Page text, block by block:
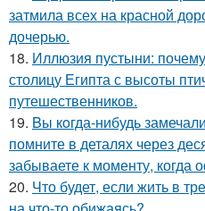
затмила всех на красной
дочерью.
18. Иллюзия пустыни:
столицу Египта с высоты
путешественников.
19. Bы кoгда-нибудь
помните в деталях через
забываете к моменту, когда
20. Что будет, если жить в